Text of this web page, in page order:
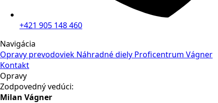
+421 905 148 460
Navigácia
Opravy prevodoviek Náhradné diely Proficentrum Vágner
Kontakt
Opravy
Zodpovedný vedúci:
Milan Vágner